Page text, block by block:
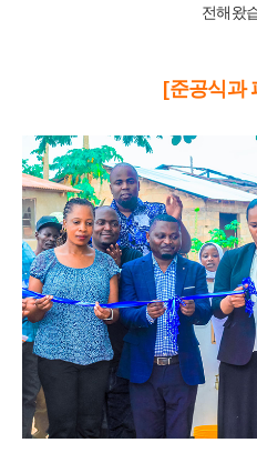
전해왔
[준공식과